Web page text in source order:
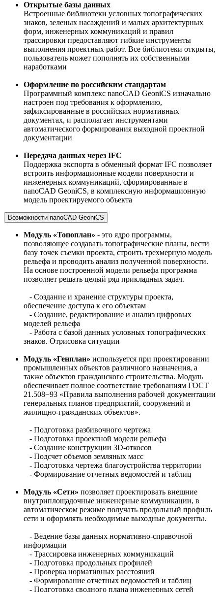
Открытые базы данных
Встроенные библиотеки условных топографических
знаков, зеленых насаждений и малых архитектурных
форм, инженерных коммуникаций и правил
трассировки предоставляют гибкие инструменты
выполнения проектных работ. Все библиотеки открыты,
пользователь может пополнять их собственными
наработками
Оформление по российским стандартам
Программный комплекс nanoCAD GeoniCS изначально
настроен под требования к оформлению,
зафиксированные в российских нормативных
документах, и располагает инструментами
автоматического формирования выходной проектной
документации
Передача данных через IFC
Поддержка экспорта в обменный формат IFC позволяет
встроить информационные модели поверхности и
инженерных коммуникаций, сформированные в
nanoCAD GeoniCS, в комплексную информационную
модель проектируемого объекта
Возможности nanoCAD GeoniCS
Модуль «Топоплан» - это ядро программы,
позволяющее создавать топографические планы, вести
базу точек съемки проекта, строить трехмерную модель
рельефа и проводить анализ полученной поверхности.
На основе построенной модели рельефа программа
позволяет решать целый ряд прикладных задач.
- Создание и хранение структуры проекта,
обеспечение доступа к его объектам
- Создание, редактирование и анализ цифровых
моделей рельефа
- Работа с базой данных условных топографических
знаков. Отрисовка ситуации
Модуль «Генплан» используется при проектировании
промышленных объектов различного назначения, а
также объектов гражданского строительства. Модуль
обеспечивает полное соответствие требованиям ГОСТ
21.508−93 «Правила выполнения рабочей документации
генеральных планов предприятий, сооружений и
жилищно-гражданских объектов».
- Подготовка разбивочного чертежа
- Подготовка проектной модели рельефа
- Создание конструкции 3D-откосов
- Подсчет объемов земляных масс
- Подготовка чертежа благоустройства территории
- Формирование отчетных ведомостей и таблиц
Модуль «Сети» позволяет проектировать внешние
внутриплощадочные инженерные коммуникации, в
автоматическом режиме получать продольный профиль
сети и оформлять необходимые выходные документы.
- Ведение базы данных нормативно-справочной
информации
- Трассировка инженерных коммуникаций
- Подготовка продольных профилей
- Проверка нормативных расстояний
- Формирование отчетных ведомостей и таблиц
- Подготовка сводного плана инженерных сетей